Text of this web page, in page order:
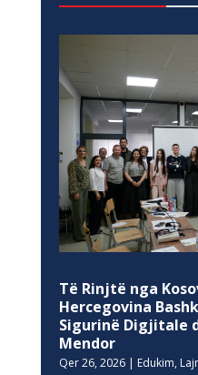
Të Rinjtë nga
Hercegovina
Sigurinë Digjitale
Mendor
Qer 26, 2026| Edukim,